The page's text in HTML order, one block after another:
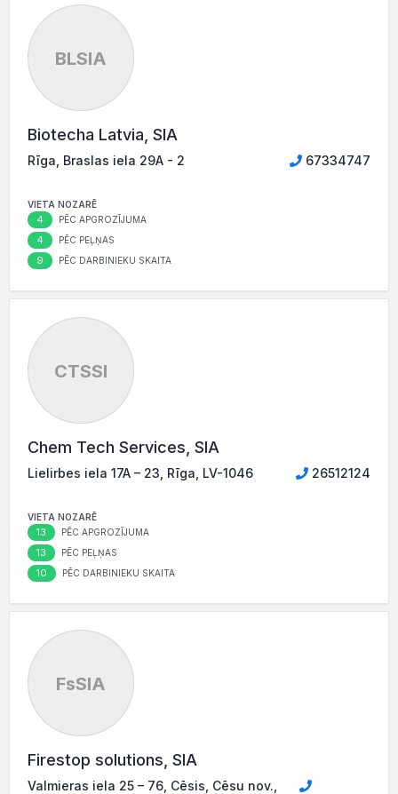
BLSIA
Biotecha Latvia, SIA
Rīga, Braslas iela 29A - 2 67334747
VIETA NOZARĒ
4 PĒC APGROZĪJUMA
4 PĒC PEĻŅAS
9 PĒC DARBINIEKU SKAITA
CTSSI
Chem Tech Services, SIA
Lielirbes iela 17A – 23, Rīga, LV-1046 26512124
VIETA NOZARĒ
13 PĒC APGROZĪJUMA
13 PĒC PEĻŅAS
10 PĒC DARBINIEKU SKAITA
FsSIA
Firestop solutions, SIA
Valmieras iela 25 – 76, Cēsis, Cēsu nov.,